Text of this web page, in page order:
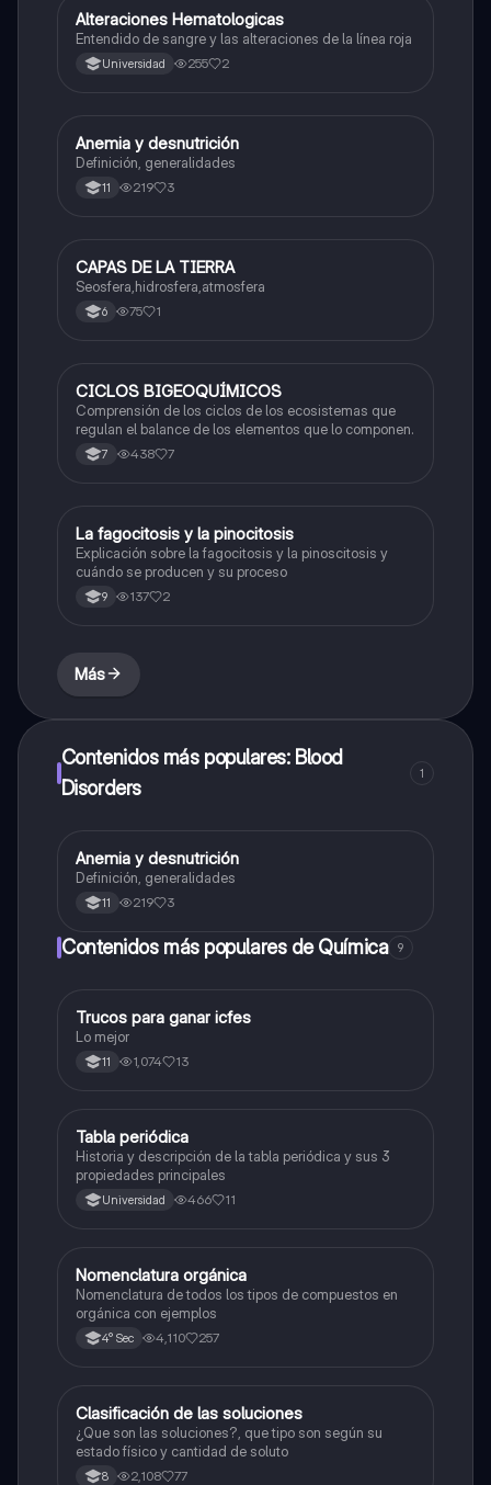
Biologia
Alteraciones Hematologicas
Entendido de sangre y las alteraciones de la línea roja
Universidad 255 2
Biologia
Anemia y desnutrición
Definición, generalidades
11 219 3
Biologia
CAPAS DE LA TIERRA
Seosfera,hidrosfera,atmosfera
6 75 1
Biologia
CICLOS BIGEOQUÍMICOS
Comprensión de los ciclos de los ecosistemas que
regulan el balance de los elementos que lo componen.
7 438 7
Biologia
La fagocitosis y la pinocitosis
Explicación sobre la fagocitosis y la pinoscitosis y
cuándo se producen y su proceso
9 137 2
Más
Contenidos más populares: Blood
Disorders
1
Biologia
Anemia y desnutrición
Definición, generalidades
11 219 3
Contenidos más populares de Química 9
Química
Trucos para ganar icfes
Lo mejor
11 1,074 13
Química
Tabla periódica
Historia y descripción de la tabla periódica y sus 3
propiedades principales
Universidad 466 11
Química
Nomenclatura orgánica
Nomenclatura de todos los tipos de compuestos en
orgánica con ejemplos
4° Sec 4,110 257
Química
Clasificación de las soluciones
¿Que son las soluciones?, que tipo son según su
estado físico y cantidad de soluto
8 2,108 77